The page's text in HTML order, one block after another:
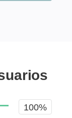
100%